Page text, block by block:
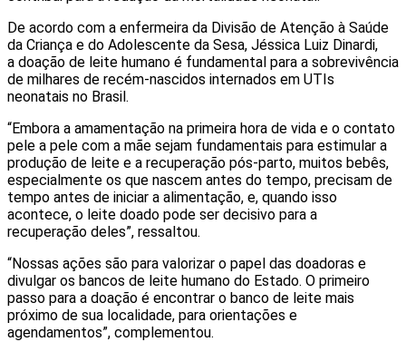
De acordo com a enfermeira da Divisão de Atenção à Saúde
da Criança e do Adolescente da Sesa, Jéssica Luiz Dinardi,
a doação de leite humano é fundamental para a sobrevivência
de milhares de recém-nascidos internados em UTIs
neonatais no Brasil.
“Embora a amamentação na primeira hora de vida e o contato
pele a pele com a mãe sejam fundamentais para estimular a
produção de leite e a recuperação pós-parto, muitos bebês,
especialmente os que nascem antes do tempo, precisam de
tempo antes de iniciar a alimentação, e, quando isso
acontece, o leite doado pode ser decisivo para a
recuperação deles”, ressaltou.
“Nossas ações são para valorizar o papel das doadoras e
divulgar os bancos de leite humano do Estado. O primeiro
passo para a doação é encontrar o banco de leite mais
próximo de sua localidade, para orientações e
agendamentos”, complementou.